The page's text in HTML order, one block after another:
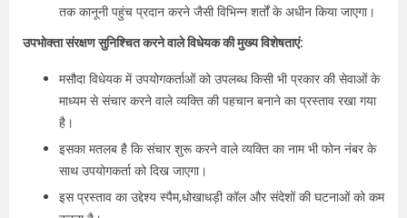
तक कानूनी पहुंच प्रदान करने जैसी विभिन्न शर्तों के अधीन किया जाएगा।
उपभोक्ता संरक्षण सुनिश्चित करने वाले विधेयक की मुख्य विशेषताएं:
मसौदा विधेयक में उपयोगकर्ताओं को उपलब्ध किसी भी प्रकार की सेवाओं के
माध्यम से संचार करने वाले व्यक्ति की पहचान बनाने का प्रस्ताव रखा गया
है।
इसका मतलब है कि संचार शुरू करने वाले व्यक्ति का नाम भी फोन नंबर के
साथ उपयोगकर्ता को दिख जाएगा।
इस प्रस्ताव का उद्देश्य स्पैम,धोखाधड़ी कॉल और संदेशों की घटनाओं को कम